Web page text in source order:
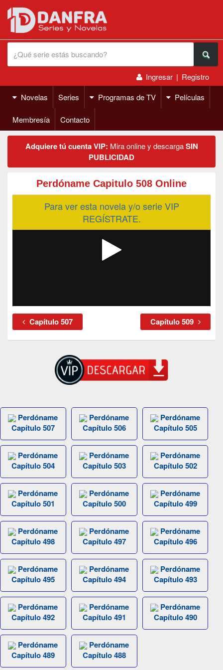
Ingresar | Registro
Novelas
Series Programas de TV Películas
Membresía Contacto
Adquiere tú cuenta VIP: Mira online y descargaSIN
PUBLICIDAD
Perdóname Capitulo 508 Online
Para ver esta novela y/o serie VIP
REGÍSTRATE.
Capítulo 507 Capítulo 509
Perdóname
Capítulo 507
Perdóname
Capítulo 506
Perdóname
Capítulo 505
Perdóname
Capítulo 504
Perdóname
Capítulo 503
Perdóname
Capítulo 502
Perdóname
Capítulo 501
Perdóname
Capítulo 500
Perdóname
Capítulo 499
Perdóname
Capítulo 498
Perdóname
Capítulo 497
Perdóname
Capítulo 496
Perdóname
Capítulo 495
Perdóname
Capítulo 494
Perdóname
Capítulo 493
Perdóname
Capítulo 492
Perdóname
Capítulo 491
Perdóname
Capítulo 490
Perdóname
Capítulo 489
Perdóname
Capítulo 488